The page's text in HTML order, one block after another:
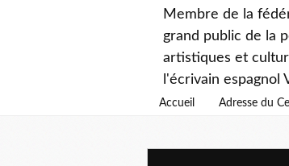
Membre de la
grand public de la
artistiques et
l'écrivain espagnol
Accueil Adresse du